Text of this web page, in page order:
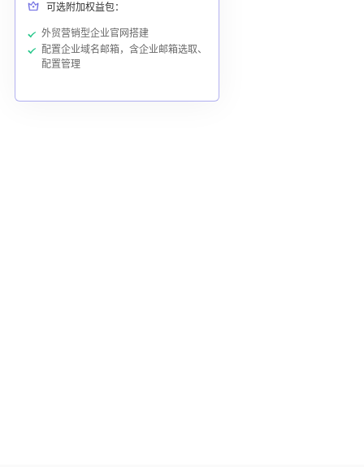
可选附加权益包：
外贸营销型企业官网搭建
配置企业域名邮箱，含企业邮箱选取、
配置管理